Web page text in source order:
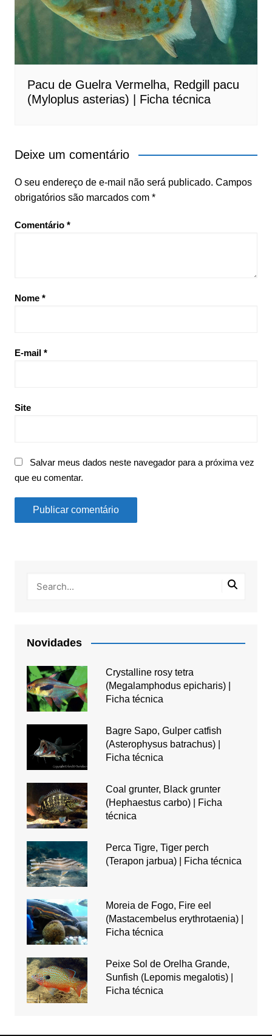
Pacu de Guelra Vermelha, Redgill pacu
(Myloplus asterias) | Ficha técnica
Deixe um comentário
O seu endereço de e-mail não será publicado. Campos
obrigatórios são marcados com *
Comentário *
Nome *
E-mail *
Site
Salvar meus dados neste navegador para a próxima vez
que eu comentar.
Novidades
Crystalline rosy tetra
(Megalamphodus epicharis) |
Ficha técnica
Bagre Sapo, Gulper catfish
(Asterophysus batrachus) |
Ficha técnica
Coal grunter, Black grunter
(Hephaestus carbo) | Ficha
técnica
Perca Tigre, Tiger perch
(Terapon jarbua) | Ficha técnica
Moreia de Fogo, Fire eel
(Mastacembelus erythrotaenia) |
Ficha técnica
Peixe Sol de Orelha Grande,
Sunfish (Lepomis megalotis) |
Ficha técnica